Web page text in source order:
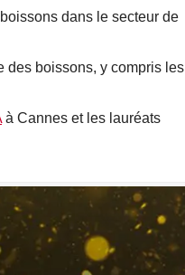
dans le secteur de
des boissons, y compris les
à Cannes et les lauréats